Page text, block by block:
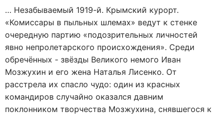
… Незабываемый 1919-й. Крымский курорт.
«Комиссары в пыльных шлемах» ведут к стенке
очередную партию «подозрительных личностей
явно непролетарского происхождения». Среди
обречённых - звёзды Великого немого Иван
Мозжухин и его жена Наталья Лисенко. От
расстрела их спасло чудо: один из красных
командиров случайно оказался давним
поклонником творчества Мозжухина, снявшегося к